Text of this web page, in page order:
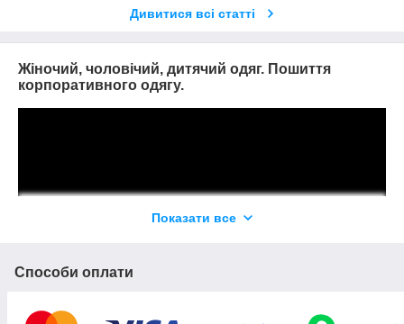
Дивитися всі статті
Жіночий, чоловічий, дитячий одяг. Пошиття
корпоративного одягу.
Інтернет-магазин
Показати все
Способи оплати